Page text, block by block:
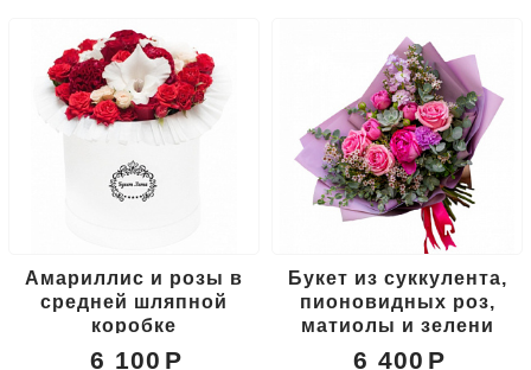
Амариллис и розы в
средней шляпной
коробке
6 100
Букет из суккулента,
пионовидных роз,
матиолы и зелени
6 400